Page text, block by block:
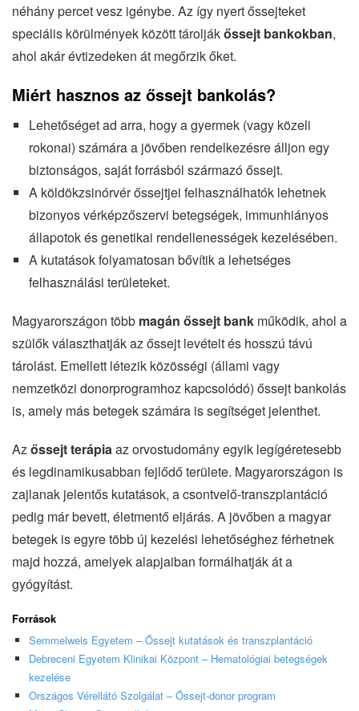
néhány percet vesz igénybe. Az így nyert őssejteket
speciális körülmények között tároljákőssejt bankokban,
ahol akár évtizedeken át megőrzik őket.
Miért hasznos az őssejt bankolás?
Lehetőséget ad arra, hogy a gyermek (vagy közeli
rokonai) számára a jövőben rendelkezésre álljon egy
biztonságos, saját forrásból származó őssejt.
A köldökzsinórvér őssejtjei felhasználhatók lehetnek
bizonyos vérképzőszervi betegségek, immunhiányos
állapotok és genetikai rendellenességek kezelésében.
A kutatások folyamatosan bővítik a lehetséges
felhasználási területeket.
Magyarországon több magán őssejt bank működik, ahol a
szülők választhatják az őssejt levételt és hosszú távú
tárolást. Emellett létezik közösségi (állami vagy
nemzetközi donorprogramhoz kapcsolódó) őssejt bankolás
is, amely más betegek számára is segítséget jelenthet.
Azőssejt terápiaaz orvostudomány egyik legígéretesebb
és legdinamikusabban fejlődő területe. Magyarországon is
zajlanak jelentős kutatások, a csontvelő-transzplantáció
pedig már bevett, életmentő eljárás. A jövőben a magyar
betegek is egyre több új kezelési lehetőséghez férhetnek
majd hozzá, amelyek alapjaiban formálhatják át a
gyógyítást.
Források
Semmelweis Egyetem – Őssejt kutatások és transzplantáció
Debreceni Egyetem Klinikai Központ – Hematológiai betegségek
kezelése
Országos Vérellátó Szolgálat – Őssejt-donor program